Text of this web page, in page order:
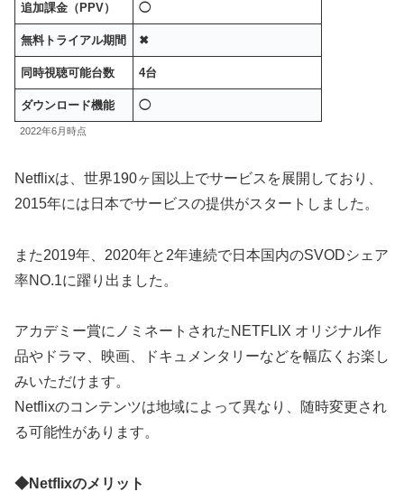
追加課金（PPV） ◯
無料トライアル期間 ✖︎
同時視聴可能台数 4台
ダウンロード機能 ◯
2022年6月時点
Netflixは、世界190ヶ国以上でサービスを展開しており、
2015年には日本でサービスの提供がスタートしました。
また2019年、2020年と2年連続で日本国内のSVODシェア
率NO.1に躍り出ました。
アカデミー賞にノミネートされたNETFLIX オリジナル作
品やドラマ、映画、ドキュメンタリーなどを幅広くお楽し
みいただけます。
Netflixのコンテンツは地域によって異なり、随時変更され
る可能性があります。
◆Netflixのメリット